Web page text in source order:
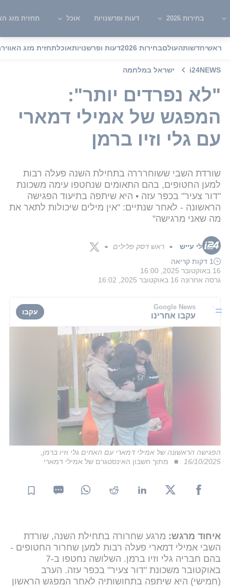
בחירות 2026 דעות ופרשנויות אוכל תחזית מזג
ראשיחדשותהעולםבחירות 2026 דעות ופרשנויותאוכלתחזית מזג האוויר
i24NEWS ישראל במלחמה
"לא נפרדים יותר":
המפגש של אמילי דמארי
עם גלי וזיו ברמן
שורדת השבי ששוחרררה בתחילת השנה פעלה רבות
למען החטופים, בהם התאומים שנחטפו עימה משכונת
"דור צעיר" בכפר עזה • היא שיתפה בתיעוד הפגישה
הראשונה - לאחר שנתיים: "אין מילים שיכולות לתאר את
מה שאני מרגישה"
לי עייש ■ ראש דסק פלילים ■
1 דקות קריאה
16 באוקטובר 2025, 16:00
גרסה אחרונה 16 באוקטובר 2025, 16:02
Google News
עקבו אחרינו עקבו
הפגישה הראשונה של אמילי דמארי עם האחים גלי וזיו ברמן,
16/10/2025
מתוך חשבון האינסטגרם של אמילי דמארי
איחוד מרגש: מרגע שחרורה בתחילת השנה, שורדת
השבי אמילי דמארי פעלה רבות למען שחרור החטופים -
בהם חבריה גלי וזיו ברמן. השלושה נחטפו ב-7
באוקטובר משכונת "דור צעיר" בכפר עזה. הערב
(חמישי) היא שיתפה בתחושותיה לאחר המפגש הראשון